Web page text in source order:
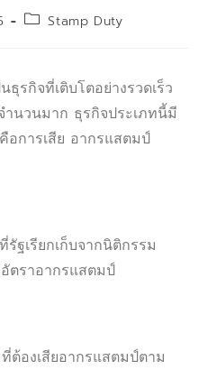
Stamp Duty
รกิจที่เติบโตอย่างรวดเร็ว
ำนวนมาก ธุรกิจประเภทนี้มี
การเสีย อากรแสตมป์
ฐเรียกเก็บจากนิติกรรม
ตราอากรแสตมป์
ต้องเสียอากรแสตมป์ตาม